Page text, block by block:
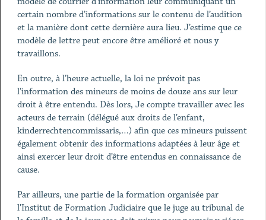
certain nombre d’informations sur le contenu de l’audition
et la manière dont cette dernière aura lieu. J’estime que ce
modèle de lettre peut encore être amélioré et nous y
travaillons.
En outre, à l’heure actuelle, la loi ne prévoit pas
l’information des mineurs de moins de douze ans sur leur
droit à être entendu. Dès lors, Je compte travailler avec les
acteurs de terrain (délégué aux droits de l’enfant,
kinderrechtencommissaris,…) afin que ces mineurs puissent
également obtenir des informations adaptées à leur âge et
ainsi exercer leur droit d’être entendus en connaissance de
cause.
Par ailleurs, une partie de la formation organisée par
l’Institut de Formation Judiciaire que le juge au tribunal de